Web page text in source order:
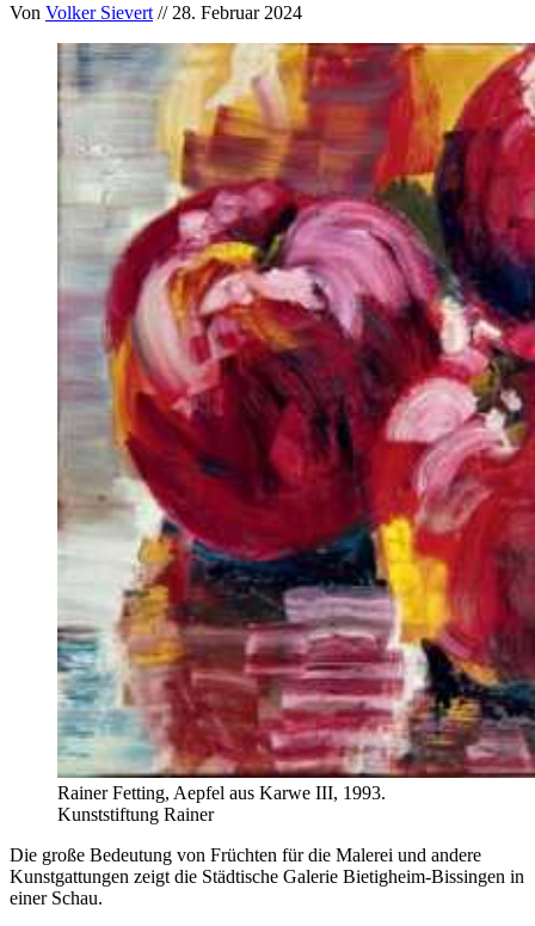
Von Volker Sievert // 28. Februar 2024
Rainer Fetting, Aepfel aus Karwe III, 1993.
Kunststiftung Rainer
Die große Bedeutung von Früchten für die Malerei und andere
Kunstgattungen zeigt die Städtische Galerie Bietigheim-Bissingen in
einer Schau.